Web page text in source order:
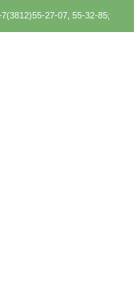
27-07, 55-32-85;